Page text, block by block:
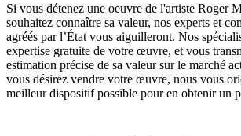
Si vous détenez une oeuvre de l'artiste Roger
souhaitez connaître sa valeur, nos experts et
agréés par l’État vous aiguilleront. Nos
expertise gratuite de votre œuvre, et vous
estimation précise de sa valeur sur le marché
vous désirez vendre votre œuvre, nous vous
meilleur dispositif possible pour en obtenir un